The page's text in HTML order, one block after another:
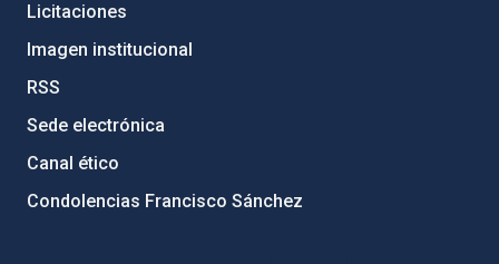
Licitaciones
Imagen institucional
RSS
Sede electrónica
Canal ético
Condolencias Francisco Sánchez